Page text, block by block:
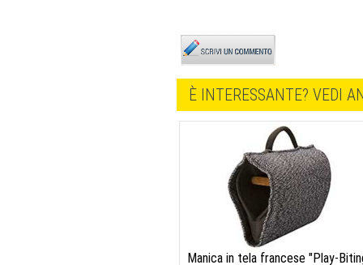
È INTERESSANTE? VEDI
Manica in tela francese "Play-